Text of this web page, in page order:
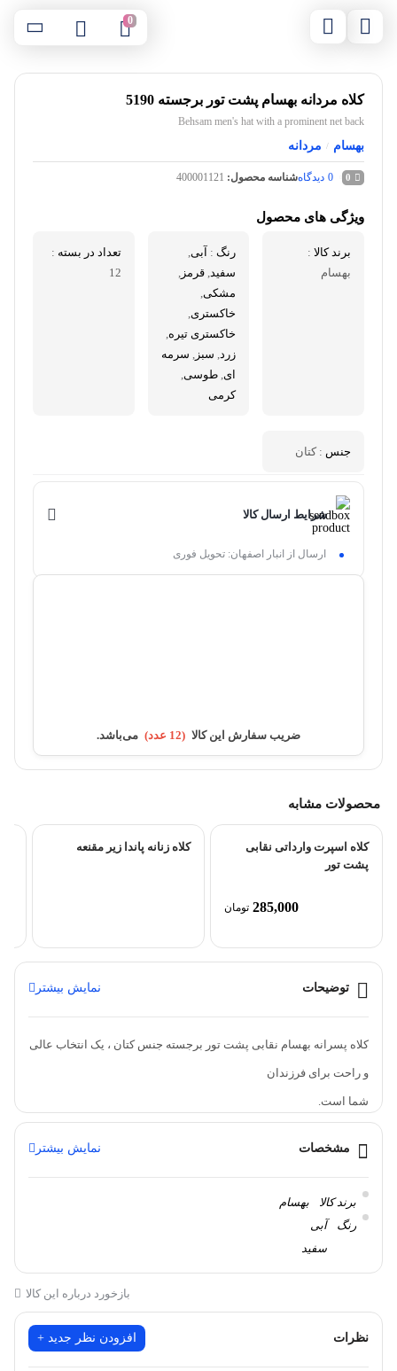
0
کلاه مردانه بهسام پشت تور برجسته 5190
Behsam men's hat with a prominent net back
بهسام / مردانه
0
0 دیدگاهشناسه محصول: 400001121
ویژگی های محصول
برند کالا :
بهسام
رنگ : آبی,
سفید, قرمز ,
مشکی,
خاکستری,
خاکستری تیره,
زرد, سبز , سرمه
ای, طوسی,
کرمی
تعداد در بسته :
12
جنس : کتان
شرایط ارسال کالا
ارسال از انبار اصفهان: تحویل فوری
ضریب سفارش این کالا (12 عدد) می‌باشد.
محصولات مشابه
کلاه اسپرت وارداتی نقابی
پشت تور
تومان
کلاه زنانه پاندا زیر مقنعه
توضیحات نمایش بیشتر
کلاه پسرانه بهسام نقابی پشت تور برجسته جنس کتان ، یک انتخاب عالی
و راحت برای فرزندان
شما است.
جذاب تر و می کند.
جنس : کتان
مشخصات نمایش بیشتر
برند کالا
بهسام
رنگ
آبی
سفید
قرمز
زرد
بازخورد درباره این کالا
نظرات افزودن نظر جدید +